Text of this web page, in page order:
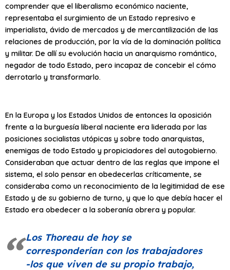
comprender que el liberalismo económico naciente,
representaba el surgimiento de un Estado represivo e
imperialista, ávido de mercados y de mercantilización de las
relaciones de producción, por la vía de la dominación política
y militar. De allí su evolución hacia un anarquismo romántico,
negador de todo Estado, pero incapaz de concebir el cómo
derrotarlo y transformarlo.
En la Europa y los Estados Unidos de entonces la oposición
frente a la burguesía liberal naciente era liderada por las
posiciones socialistas utópicas y sobre todo anarquistas,
enemigas de todo Estado y propiciadores del autogobierno.
Consideraban que actuar dentro de las reglas que impone el
sistema, el solo pensar en obedecerlas críticamente, se
consideraba como un reconocimiento de la legitimidad de ese
Estado y de su gobierno de turno, y que lo que debía hacer el
Estado era obedecer a la soberanía obrera y popular.
Los Thoreau de hoy se
corresponderían con los trabajadores
-los que viven de su propio trabajo,